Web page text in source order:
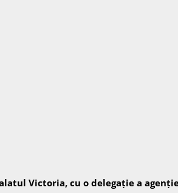
Victoria, cu o delegație a